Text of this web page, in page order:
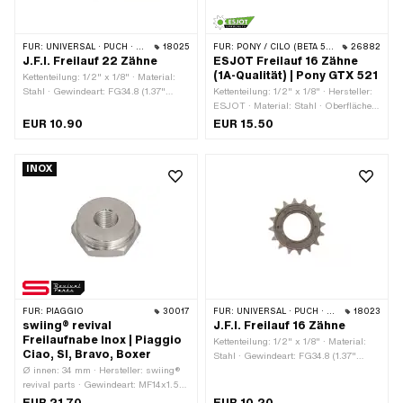
FÜR: UNIVERSAL · PUCH · SACHS 18025
J.F.I. Freilauf 22 Zähne
Kettenteilung: 1/2" x 1/8" · Material:
Stahl · Gewindeart: FG34.8 (1.37"
EUR 10.90
FÜR: PONY / CILO (BETA 521 & 512) 26882
ESJOT Freilauf 16 Zähne
(1A-Qualität) | Pony GTX 521
Kettenteilung: 1/2" x 1/8" · Hersteller:
ESJOT · Material: Stahl · Oberfläche:
gehärtet · Farbe: silber · Anzahl
EUR 15.50
INOX
FÜR: PIAGGIO 30017
swiing® revival
Freilaufnabe Inox | Piaggio
Ciao, SI, Bravo, Boxer
Ø innen: 34 mm · Hersteller: swiing®
revival parts · Gewindeart: MF14x1.5
(Feingewinde) · Material: Chromstahl
FÜR: UNIVERSAL · PUCH · SACHS · PONY / CILO (BETA 521 & 512) 18023
J.F.I. Freilauf 16 Zähne
Kettenteilung: 1/2" x 1/8" · Material:
Stahl · Gewindeart: FG34.8 (1.37"